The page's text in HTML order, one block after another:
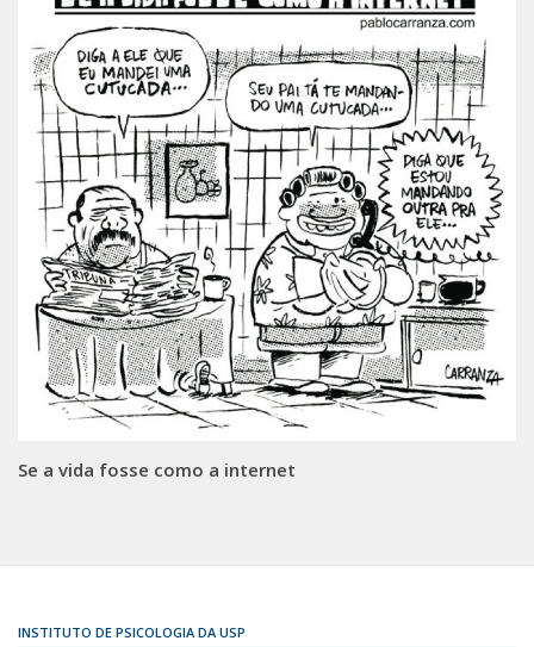
Se a vida fosse como a internet
INSTITUTO DE PSICOLOGIA DA USP